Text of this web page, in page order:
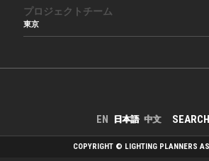
プロジェクトチーム
東京
SEARCH
EN 日本語 中文
COPYRIGHT © LIGHTING PLANNERS